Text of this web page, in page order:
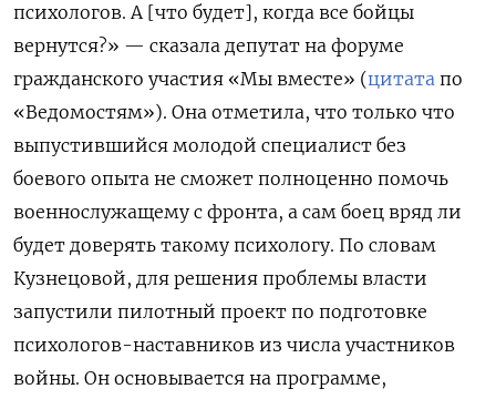
психологов. А [что будет], когда все бойцы
вернутся?» — сказала депутат на форуме
гражданского участия «Мы вместе» (цитата по
«Ведомостям»). Она отметила, что только что
выпустившийся молодой специалист без
боевого опыта не сможет полноценно помочь
военнослужащему с фронта, а сам боец вряд ли
будет доверять такому психологу. По словам
Кузнецовой, для решения проблемы власти
запустили пилотный проект по подготовке
психологов-наставников из числа участников
войны. Он основывается на программе,